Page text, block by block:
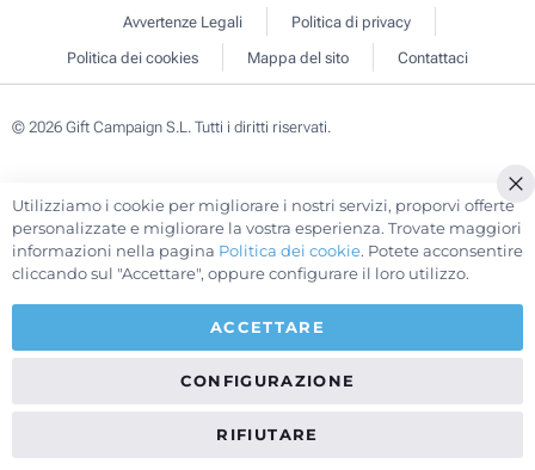
Avvertenze Legali
Politica di privacy
Politica dei cookies
Mappa del sito Contattaci
© 2026 Gift Campaign S.L. Tutti i diritti riservati.
Utilizziamo i cookie per migliorare i nostri servizi, proporvi offerte
personalizzate e migliorare la vostra esperienza. Trovate maggiori
informazioni nella pagina Politica dei cookie. Potete acconsentire
cliccando sul "Accettare", oppure configurare il loro utilizzo.
ACCETTARE
CONFIGURAZIONE
RIFIUTARE